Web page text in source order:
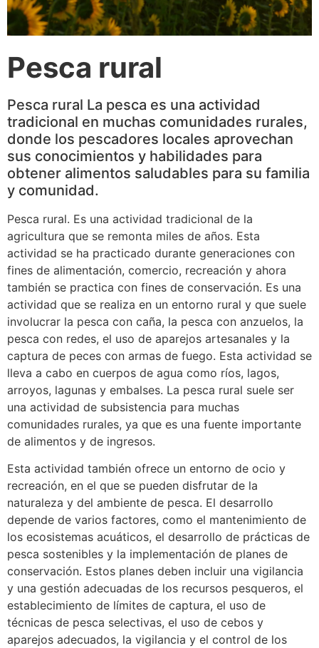
Pesca rural
Pesca rural La pesca es una actividad
tradicional en muchas comunidades rurales,
donde los pescadores locales aprovechan
sus conocimientos y habilidades para
obtener alimentos saludables para su familia
y comunidad.
Pesca rural. Es una actividad tradicional de la
agricultura que se remonta miles de años. Esta
actividad se ha practicado durante generaciones con
fines de alimentación, comercio, recreación y ahora
también se practica con fines de conservación. Es una
actividad que se realiza en un entorno rural y que suele
involucrar la pesca con caña, la pesca con anzuelos, la
pesca con redes, el uso de aparejos artesanales y la
captura de peces con armas de fuego. Esta actividad se
lleva a cabo en cuerpos de agua como ríos, lagos,
arroyos, lagunas y embalses. La pesca rural suele ser
una actividad de subsistencia para muchas
comunidades rurales, ya que es una fuente importante
de alimentos y de ingresos.
Esta actividad también ofrece un entorno de ocio y
recreación, en el que se pueden disfrutar de la
naturaleza y del ambiente de pesca. El desarrollo
depende de varios factores, como el mantenimiento de
los ecosistemas acuáticos, el desarrollo de prácticas de
pesca sostenibles y la implementación de planes de
conservación. Estos planes deben incluir una vigilancia
y una gestión adecuadas de los recursos pesqueros, el
establecimiento de límites de captura, el uso de
técnicas de pesca selectivas, el uso de cebos y
aparejos adecuados, la vigilancia y el control de los